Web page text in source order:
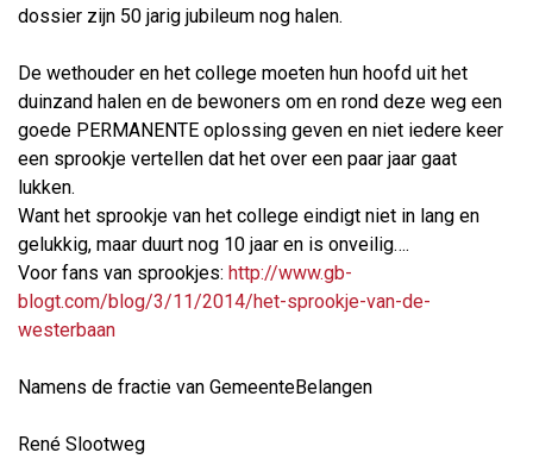
dossier zijn 50 jarig jubileum nog halen.
De wethouder en het college moeten hun hoofd uit het
duinzand halen en de bewoners om en rond deze weg een
goede PERMANENTE oplossing geven en niet iedere keer
een sprookje vertellen dat het over een paar jaar gaat
lukken.
Want het sprookje van het college eindigt niet in lang en
gelukkig, maar duurt nog 10 jaar en is onveilig….
Voor fans van sprookjes: http://www.gb-
blogt.com/blog/3/11/2014/het-sprookje-van-de-
westerbaan
Namens de fractie van GemeenteBelangen
René Slootweg